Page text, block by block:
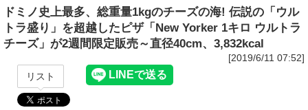
ドミノ史上最多、総重量1kgのチーズの海! 伝説の「ウル
トラ盛り」を超越したピザ「New Yorker 1キロ ウルトラ
チーズ」が2週間限定販売～直径40cm、3,832kcal
[2019/6/11 07:52]
リスト